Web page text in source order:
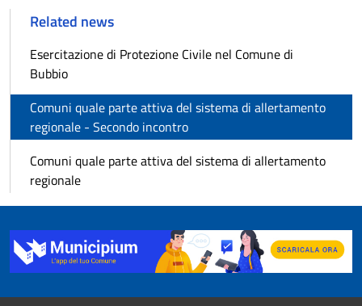
Related news
Esercitazione di Protezione Civile nel Comune di
Bubbio
Comuni quale parte attiva del sistema di allertamento
regionale - Secondo incontro
Comuni quale parte attiva del sistema di allertamento
regionale